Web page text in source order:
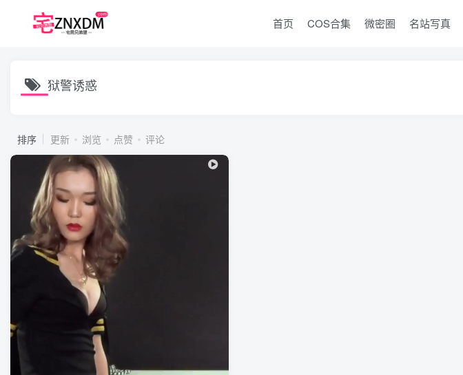
首页 COS合集 微密圈 名站写真
狱警诱惑
排序 更新 浏览 点赞 评论